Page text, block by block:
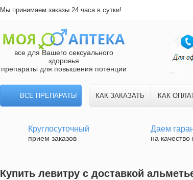
Мы принимаем заказы 24 часа в сутки!
все для Вашего сексуального
здоровья
препараты для повышения потенции
ВСЕ ПРЕПАРАТЫ КАК ЗАКАЗАТЬ КАК
Круглосуточный
прием заказов
Даем
на
Купить левитру с доставкой